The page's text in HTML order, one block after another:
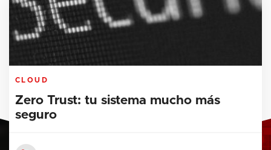
CLOUD
Zero Trust: tu sistema mucho más
seguro